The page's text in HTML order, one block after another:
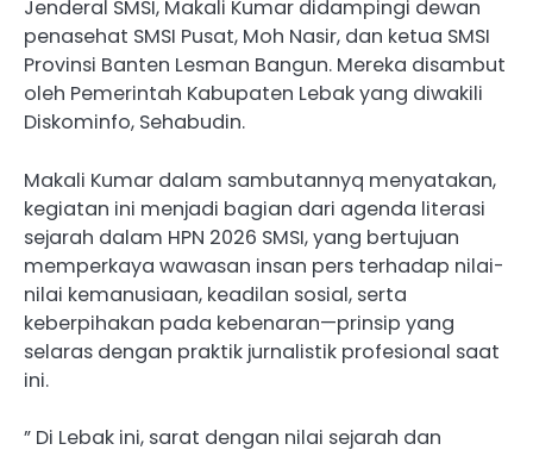
Jenderal SMSI, Makali Kumar didampingi dewan
penasehat SMSI Pusat, Moh Nasir, dan ketua SMSI
Provinsi Banten Lesman Bangun. Mereka disambut
oleh Pemerintah Kabupaten Lebak yang diwakili
Diskominfo, Sehabudin.
Makali Kumar dalam sambutannyq menyatakan,
kegiatan ini menjadi bagian dari agenda literasi
sejarah dalam HPN 2026 SMSI, yang bertujuan
memperkaya wawasan insan pers terhadap nilai-
nilai kemanusiaan, keadilan sosial, serta
keberpihakan pada kebenaran—prinsip yang
selaras dengan praktik jurnalistik profesional saat
ini.
” Di Lebak ini, sarat dengan nilai sejarah dan